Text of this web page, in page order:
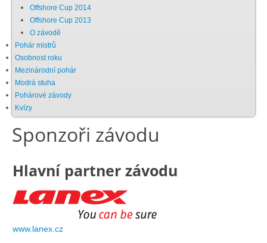
Členské příspěvky
Dokumenty ke stažení
Ochrana osobních údajů
Legislativa
Doklady osob
Lodě - technika (tech. způsobilost)
Offshore Cup 2014
Offshore Cup 2013
O závodě
Pohár mistrů
Osobnost roku
Mezinárodní pohár
Modrá stuha
Pohárové závody
Kvízy
Sponzoři závodu
Hlavní partner závodu
www.lanex.cz